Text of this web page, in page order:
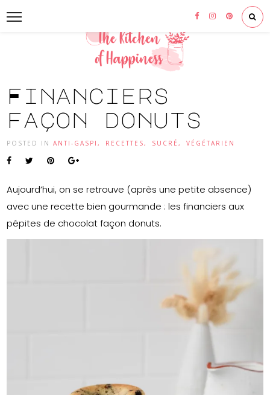
Financiers
façon donuts
POSTED IN ANTI-GASPI, RECETTES, SUCRÉ, VÉGÉTARIEN
Aujourd’hui, on se retrouve (après une petite absence)
avec une recette bien gourmande : les financiers aux
pépites de chocolat façon donuts.